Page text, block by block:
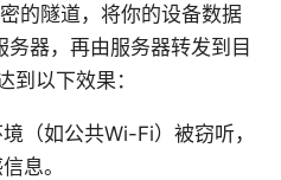
的隧道，将你的设备数据
器，再由服务器转发到目
到以下效果：
（如公共Wi-Fi）被窃听，
息。